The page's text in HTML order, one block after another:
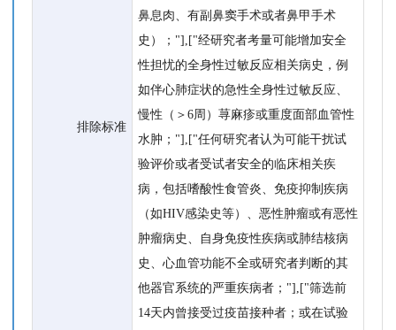
排除标准
鼻息肉、有副鼻窦手术或者鼻甲手术
史）；"],["经研究者考量可能增加安全
性担忧的全身性过敏反应相关病史，例
如伴心肺症状的急性全身性过敏反应、
慢性（＞6周）荨麻疹或重度面部血管性
水肿；"],["任何研究者认为可能干扰试
验评价或者受试者安全的临床相关疾
病，包括嗜酸性食管炎、免疫抑制疾病
（如HIV感染史等）、恶性肿瘤或有恶性
肿瘤病史、自身免疫性疾病或肺结核病
史、心血管功能不全或研究者判断的其
他器官系统的严重疾病者；"],["筛选前
14天内曾接受过疫苗接种者；或在试验